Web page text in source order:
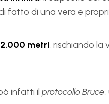
fatto di una vera e
metri, rischiando la
infatti il protocollo Bruce,